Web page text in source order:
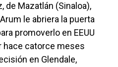
de Mazatlán (Sinaloa),
le abriera la puerta
promoverlo en EEUU
hace catorce meses
en Glendale,